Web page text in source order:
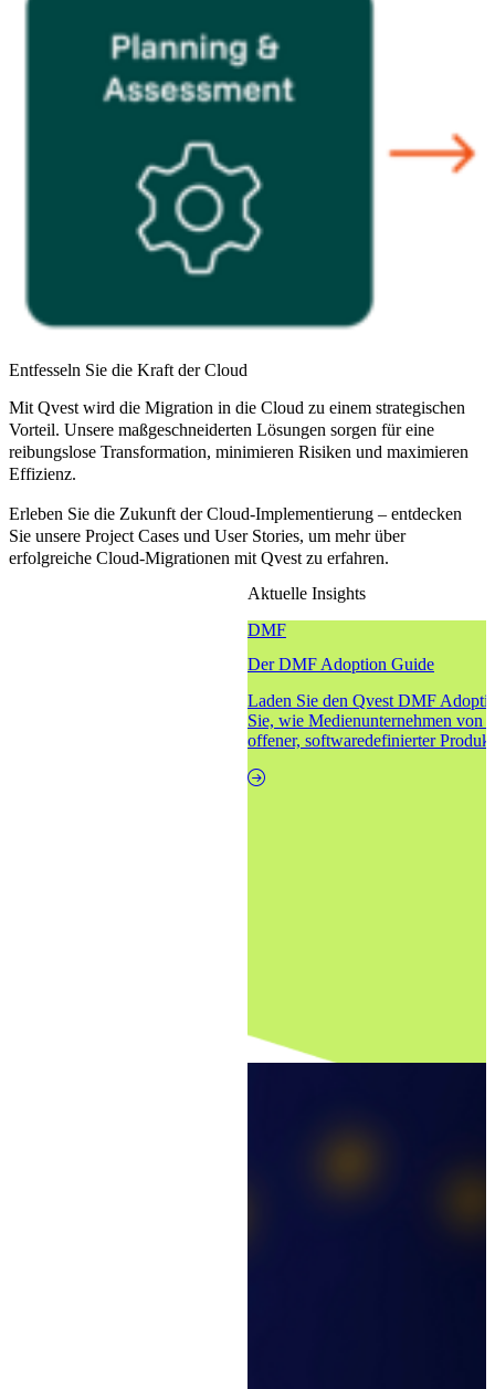
Entfesseln Sie die Kraft der Cloud
Mit Qvest wird die Migration in die Cloud zu einem strategischen
Vorteil. Unsere maßgeschneiderten Lösungen sorgen für eine
reibungslose Transformation, minimieren Risiken und maximieren
Effizienz.
Erleben Sie die Zukunft der Cloud-Implementierung – entdecken
Sie unsere Project Cases und User Stories, um mehr über
erfolgreiche Cloud-Migrationen mit Qvest zu erfahren.
Aktuelle Insights
DMF
Der DMF Adoption Guide
Laden Sie den Qvest DMF
Sie, wie Medienunternehmen von
offener, softwaredefinierter